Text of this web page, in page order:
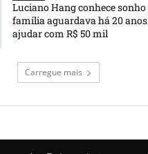
Luciano Hang conhece sonho
família aguardava há 20
ajudar com R$ 50 mil
Carregue mais